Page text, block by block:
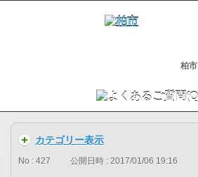
柏
カテゴリー表示
No : 427 公開日時 : 2017/01/06 19:16